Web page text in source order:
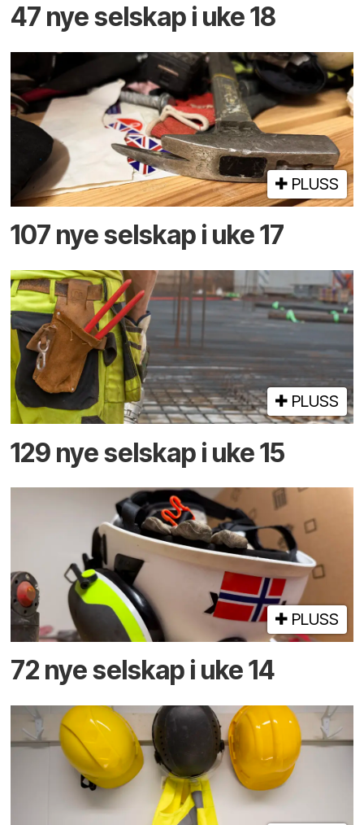
47 nye selskap i uke 18
PLUSS
107 nye selskap i uke 17
PLUSS
129 nye selskap i uke 15
PLUSS
72 nye selskap i uke 14